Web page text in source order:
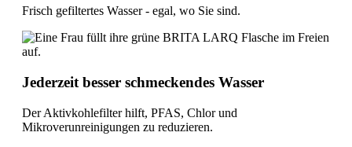
Frisch gefiltertes Wasser - egal, wo Sie sind.
Jederzeit besser schmeckendes Wasser
Der Aktivkohlefilter hilft, PFAS, Chlor und
Mikroverunreinigungen zu reduzieren.